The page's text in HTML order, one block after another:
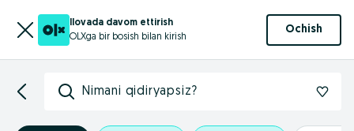
Ilovada davom ettirish
OLXga bir bosish bilan kirish
Ochish
Nimani qidiryapsiz?